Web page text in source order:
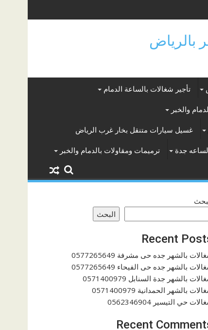
تأجير شغالات بالساعة الدمام
والخبر
غسيل سيارات متنقل بخار غرب الرياض
جدة ترميمات ومقاولات بالدمام والخبر
البحث
Recent
بالشهر جده حى مشرفة 0577265649
بالشهر جده حى الفيحاء 0577265649
بالشهر جدة السنابل 0571400979
بالشهر الحمدانية 0571400979
حي التيسير 0562346904
Recent